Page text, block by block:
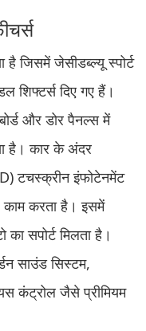
है जिसमें जेसीडब्ल्यू स्पोर्ट
शिफ्टर्स दिए गए हैं।
और डोर पैनल्स में
है। कार के अंदर
टचस्क्रीन इंफोटेनमेंट
काम करता है। इसमें
सपोर्ट मिलता है।
साउंड सिस्टम,
कंट्रोल जैसे प्रीमियम